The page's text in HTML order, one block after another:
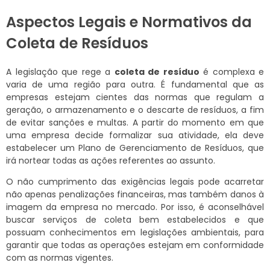
Aspectos Legais e Normativos da
Coleta de Resíduos
A legislação que rege a coleta de resíduo é complexa e
varia de uma região para outra. É fundamental que as
empresas estejam cientes das normas que regulam a
geração, o armazenamento e o descarte de resíduos, a fim
de evitar sanções e multas. A partir do momento em que
uma empresa decide formalizar sua atividade, ela deve
estabelecer um Plano de Gerenciamento de Resíduos, que
irá nortear todas as ações referentes ao assunto.
O não cumprimento das exigências legais pode acarretar
não apenas penalizações financeiras, mas também danos à
imagem da empresa no mercado. Por isso, é aconselhável
buscar serviços de coleta bem estabelecidos e que
possuam conhecimentos em legislações ambientais, para
garantir que todas as operações estejam em conformidade
com as normas vigentes.